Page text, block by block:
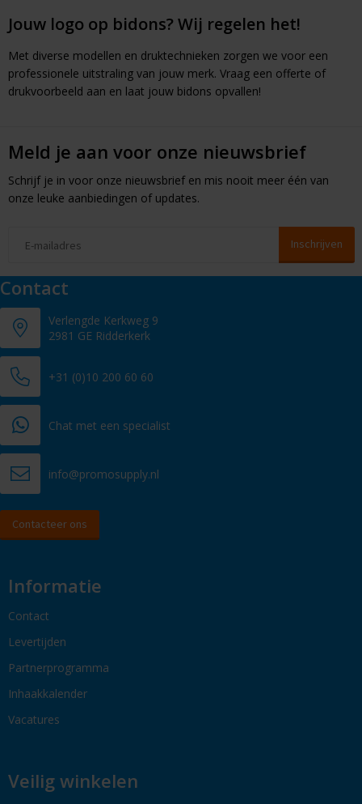
Jouw logo op bidons? Wij regelen het!
Met diverse modellen en druktechnieken zorgen we voor een
professionele uitstraling van jouw merk. Vraag een offerte of
drukvoorbeeld aan en laat jouw bidons opvallen!
Meld je aan voor onze nieuwsbrief
Schrijf je in voor onze nieuwsbrief en mis nooit meer één van
onze leuke aanbiedingen of updates.
Contact
Verlengde Kerkweg 9
2981 GE Ridderkerk
+31 (0)10 200 60 60
Chat met een specialist
info@promosupply.nl
Contacteer ons
Informatie
Contact
Levertijden
Partnerprogramma
Inhaakkalender
Vacatures
Veilig winkelen